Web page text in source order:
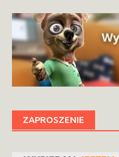
ZAPROSZENIE